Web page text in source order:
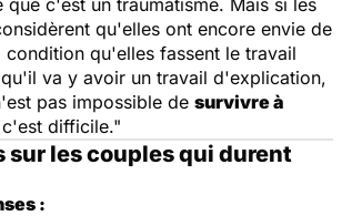
qu'elles ont encore envie de
condition qu'elles fassent le travail
va y avoir un travail d'explication,
pas impossible de survivre à
difficile."
sur les couples qui durent
: